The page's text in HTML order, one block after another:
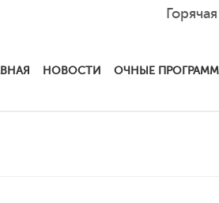
НОВОСТИ ОЧНЫЕ